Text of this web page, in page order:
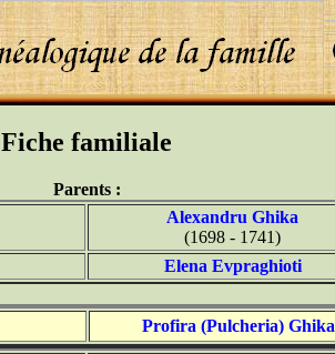
Fiche familiale
Parents :
Alexandru Ghika
(1698 - 1741)
Elena Evpraghioti
Profira (Pulcheria) Ghika